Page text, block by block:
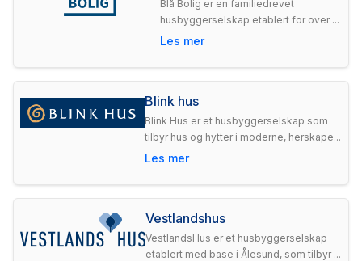
Blå Bolig er en familiedrevet
husbyggerselskap etablert for over ...
Les mer
Blink hus
Blink Hus er et husbyggerselskap som
tilbyr hus og hytter i moderne, herskape...
Les mer
Vestlandshus
VestlandsHus er et husbyggerselskap
etablert med base i Ålesund, som tilbyr ...